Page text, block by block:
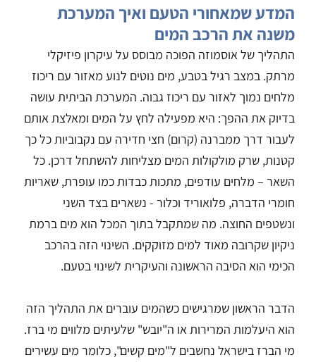
המדע שמאחורי הטעם ואיך המערכת
משנה את הרכב המים
התהליך של אוסמוזה הפוכה מבוסס על עיקרון פיזיקלי
מרתק. במצב רגיל בטבע, מים נוטים לנוע מאזור עם ריכוז
מלחים נמוך לאזור עם ריכוז גבוה. המערכת הביתית עושה
בדיוק את ההפך: היא מפעילה לחץ על המים ומאלצת אותם
לעבור דרך ממברנה (קרום) חצי חדירה עם נקבוביות כל כך
קטנות, שרק מולקולות המים מצליחות להשתחל דרכן. כל
השאר – מלחים עודפים, מתכות כבדות כמו עופרת, שאריות
חומרי הדברה, פלואוריד וכלור - נשארים בצד השני
ונשטפים החוצה. מה שמתקבל בתוך המכל הוא מים ברמת
ניקיון שקרובה מאוד למים מזוקקים. השינוי הזה בהרכב
הכימי הוא הסיבה הראשונה והעיקרית לשינוי בטעם.
הדבר הראשון שמרגישים כשהמים עוברים את התהליך הזה
הוא היעלמות המרירות או ה"יובש" שלעיתים מלווים מי ברז.
מי הברז בישראל נחשבים ל"מים קשים", כלומר מים עשירים